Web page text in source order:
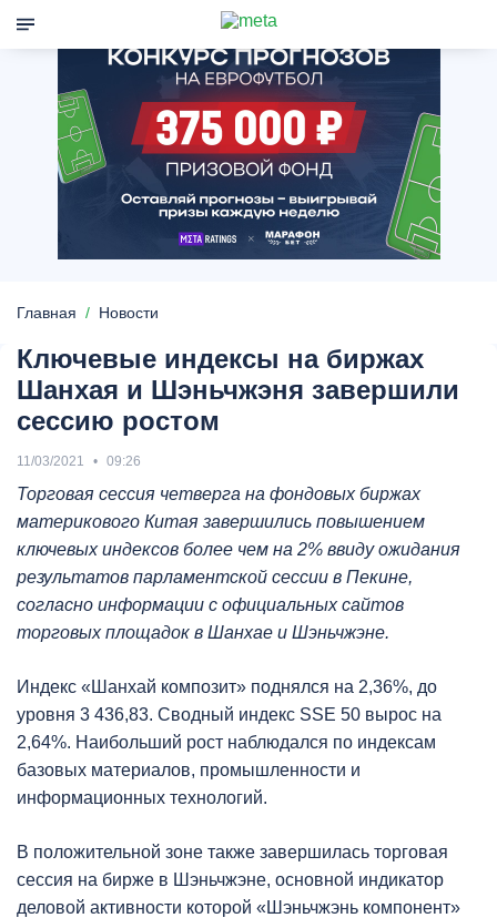
Главная Новости
Ключевые индексы на биржах
Шанхая и Шэньчжэня завершили
сессию ростом
11/03/2021 09:26
Торговая сессия четверга на фондовых биржах
материкового Китая завершились повышением
ключевых индексов более чем на 2% ввиду ожидания
результатов парламентской сессии в Пекине,
согласно информации с официальных сайтов
торговых площадок в Шанхае и Шэньчжэне.
Индекс «Шанхай композит» поднялся на 2,36%, до
уровня 3 436,83. Сводный индекс SSE 50 вырос на
2,64%. Наибольший рост наблюдался по индексам
базовых материалов, промышленности и
информационных технологий.
В положительной зоне также завершилась торговая
сессия на бирже в Шэньчжэне, основной индикатор
деловой активности которой «Шэньчжэнь компонент»